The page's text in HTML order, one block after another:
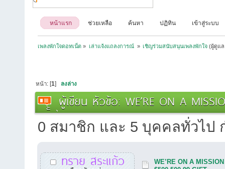
หน้าแรก ช่วยเหลือ ค้นหา ปฏิทิน เข้าสู่ระบบ
เพลงพักใจดอทเน็ต » เล่าแจ้งแถลงการณ์ » เชิญร่วมสนับสนุนเพลงพักใจ (ผู้ดูแ
หน้า: [1] ลงล่าง
ผู้เขียน หัวข้อ: WE’RE ON A
ครั้ง)
0 สมาชิก และ 5 บุคคลทั่วไป
ทราย สระแก้ว
WE’RE ON A